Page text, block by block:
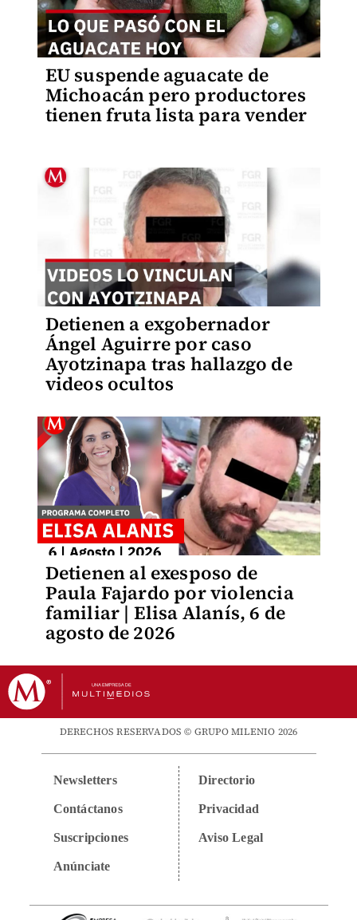
EU suspende aguacate de
Michoacán pero productores
tienen fruta lista para vender
Detienen a exgobernador
Ángel Aguirre por caso
Ayotzinapa tras hallazgo de
videos ocultos
Detienen al exesposo de
Paula Fajardo por violencia
familiar | Elisa Alanís, 6 de
agosto de 2026
DERECHOS RESERVADOS © GRUPO MILENIO 2026
Newsletters
Contáctanos
Suscripciones
Anúnciate
Directorio
Privacidad
Aviso Legal